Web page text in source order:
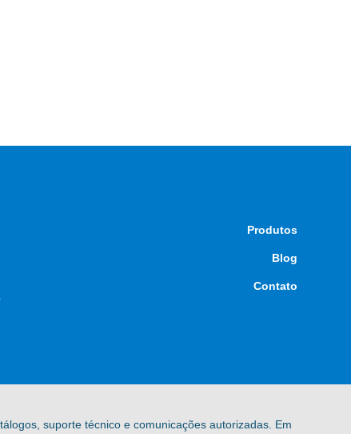
Produtos
Blog
Contato
suporte técnico e comunicações autorizadas. Em